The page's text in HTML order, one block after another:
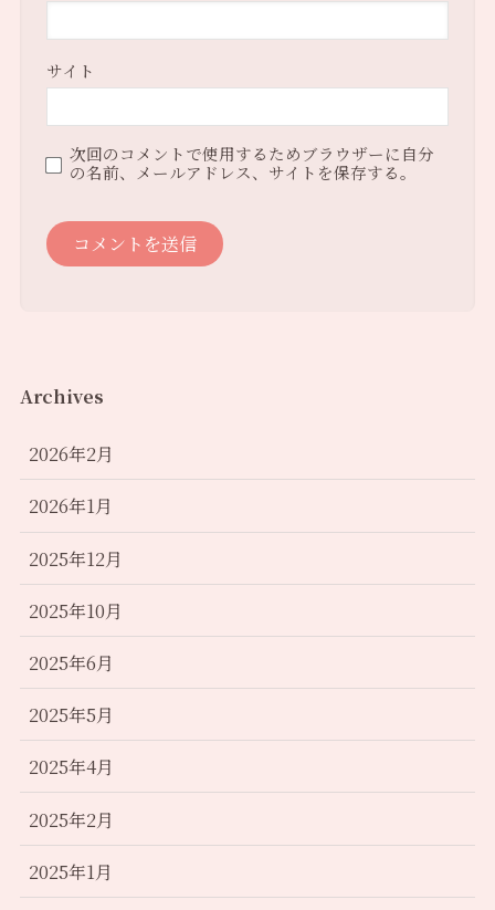
サイト
次回のコメントで使用するためブラウザーに自分
の名前、メールアドレス、サイトを保存する。
Archives
2026年2月
2026年1月
2025年12月
2025年10月
2025年6月
2025年5月
2025年4月
2025年2月
2025年1月